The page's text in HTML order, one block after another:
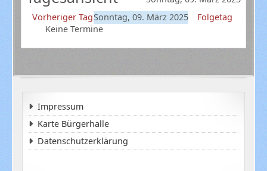
Vorheriger TagSonntag, 09. März 2025
Folgetag
Keine Termine
Impressum
Karte Bürgerhalle
Datenschutzerklärung